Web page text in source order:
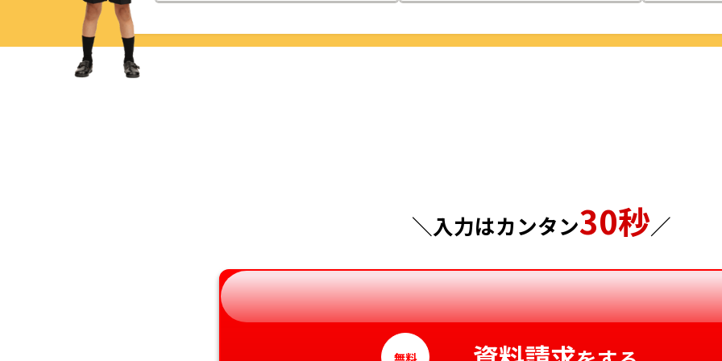
神奈川県
徳島県
愛媛県
＼入力はカンタン30秒／
無料